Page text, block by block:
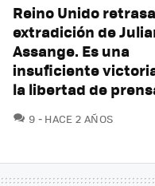
Reino Unido
extradición de
Assange. Es una
insuficiente
la libertad de
9 COMENTARIOS
HACE 2 AÑOS